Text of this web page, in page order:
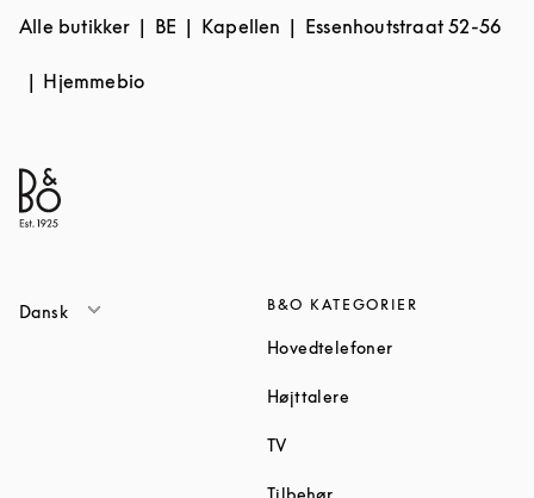
Alle butikker BE Kapellen Essenhoutstraat 52-56
Hjemmebio
Dansk B&O KATEGORIER
HovedtelefonerLink Opens in
Højttalere
TVLink Opens in New Tab
TilbehørLink Opens in New Tab